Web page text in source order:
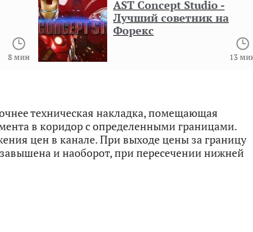
8 мин
AST Concept Studio -
Лучший советник на
Форекс
13 мин
техническая накладка, помещающая
в коридор с определенными границами.
цен в канале. При выходе цены за границу
и наоборот, при пересечении нижней